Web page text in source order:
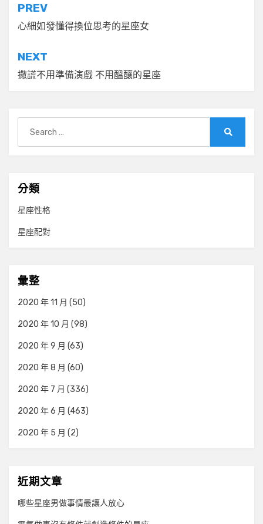
文
章
導
覽
PREV
心細如發懂得換位思考的星座女
NEXT
撒謊不用準備演戲 不用醞釀的星座
for:
分類
星座性格
星座配對
彙整
2020 年 11 月 (50)
2020 年 10 月 (98)
2020 年 9 月 (63)
2020 年 8 月 (60)
2020 年 7 月 (336)
2020 年 6 月 (463)
2020 年 5 月 (2)
近期文章
哪些星座男做事情最讓人放心